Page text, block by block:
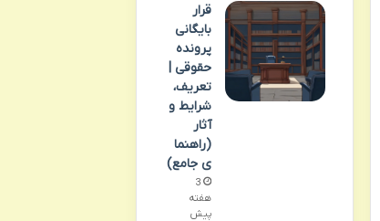
قرار
بایگانی
پرونده
حقوقی |
تعریف،
شرایط و
آثار
(راهنما
ی جامع)
3
هفته
پیش